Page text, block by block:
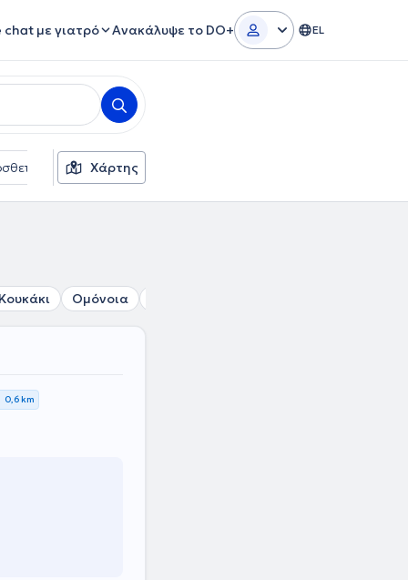
chat με γιατρό Ανακάλυψε το DO+ EL
φίλτρα Γλώσσες
Χάρτης
Κουκάκι Ομόνοια
0,6 km